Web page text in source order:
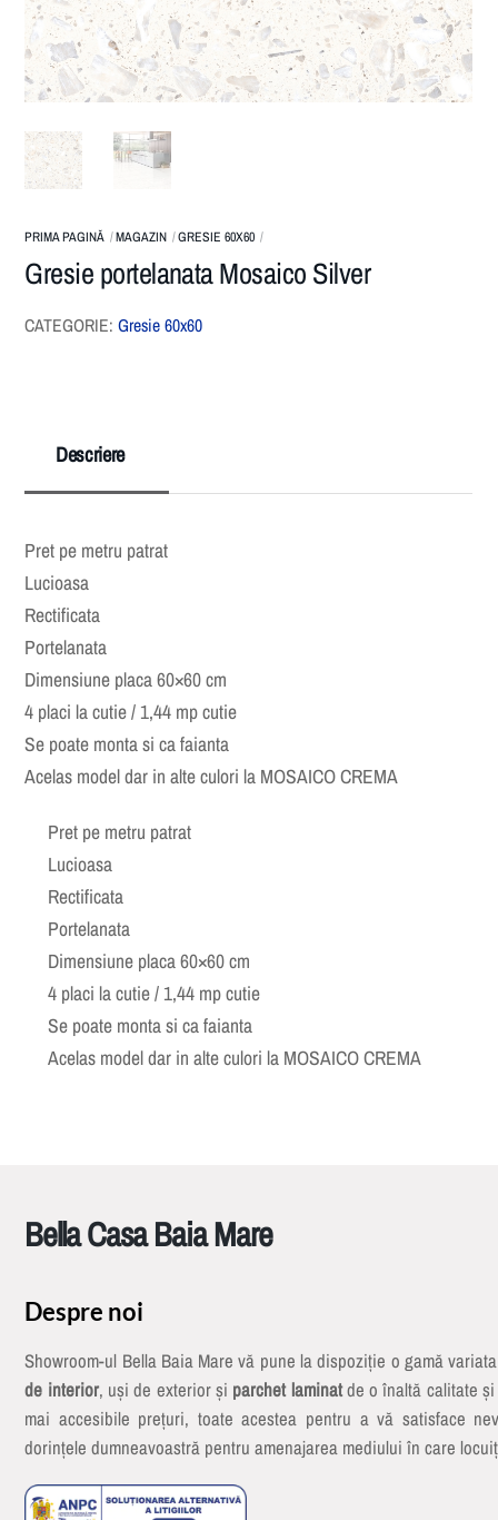
PRIMA PAGINĂ MAGAZIN GRESIE 60X60
Gresie portelanata Mosaico Silver
CATEGORIE:Gresie 60x60
Descriere
Pret pe metru patrat
Lucioasa
Rectificata
Portelanata
Dimensiune placa 60×60 cm
4 placi la cutie / 1,44 mp cutie
Se poate monta si ca faianta
Acelas model dar in alte culori la MOSAICO CREMA
Pret pe metru patrat
Lucioasa
Rectificata
Portelanata
Dimensiune placa 60×60 cm
4 placi la cutie / 1,44 mp cutie
Se poate monta si ca faianta
Acelas model dar in alte culori la MOSAICO CREMA
Bella Casa Baia Mare
Despre noi
Showroom-ul Bella Baia Mare vă pune la dispoziție o gamă
de interior, uși de exterior și parchet laminatde o înaltă calitate și
mai accesibile prețuri, toate acestea pentru a vă satisface
dorințele dumneavoastră pentru amenajarea mediului în care